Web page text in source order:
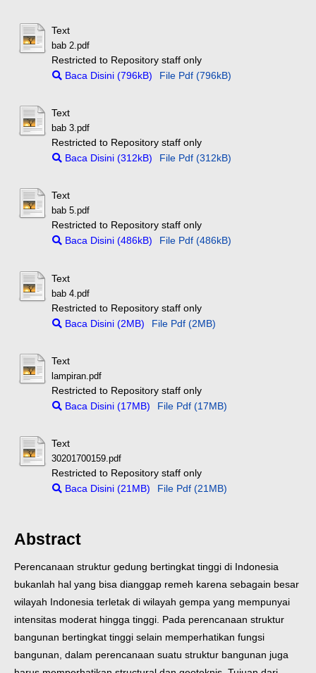
Text
bab 2.pdf
Restricted to Repository staff only
Baca Disini (796kB)
File Pdf (796kB)
Text
bab 3.pdf
Restricted to Repository staff only
Baca Disini (312kB)
File Pdf (312kB)
Text
bab 5.pdf
Restricted to Repository staff only
Baca Disini (486kB)
File Pdf (486kB)
Text
bab 4.pdf
Restricted to Repository staff only
Baca Disini (2MB)
File Pdf (2MB)
Text
lampiran.pdf
Restricted to Repository staff only
Baca Disini (17MB)
File Pdf (17MB)
Text
30201700159.pdf
Restricted to Repository staff only
Baca Disini (21MB)
File Pdf (21MB)
Abstract
Perencanaan struktur gedung bertingkat tinggi di Indonesia
bukanlah hal yang bisa dianggap remeh karena sebagain besar
wilayah Indonesia terletak di wilayah gempa yang mempunyai
intensitas moderat hingga tinggi. Pada perencanaan struktur
bangunan bertingkat tinggi selain memperhatikan fungsi
bangunan, dalam perencanaan suatu struktur bangunan juga